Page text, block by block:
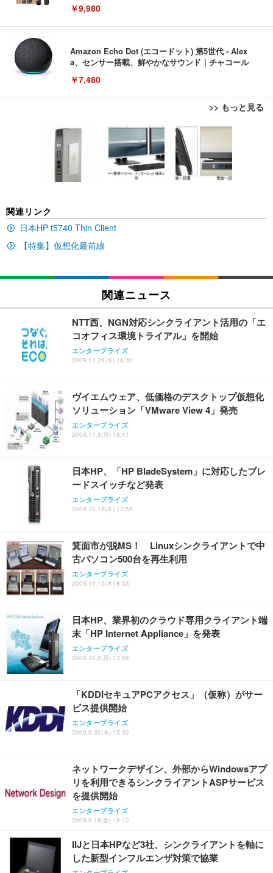
￥9,980
Amazon Echo Dot (エコードット) 第5世代 - Alex
a、センサー搭載、鮮やかなサウンド｜チャコール
￥7,480
>> もっと見る
[EdoErgo] オフィスチェア 椅子 テレワーク 疲れな
い 跳ね上げ式アームレスト コンパクト 約105度ロッ
キング pc 事務椅子 360度回転 座面昇降 強化ナイロ
ン樹脂ベース 通気性メッシュ 在宅ワーク H-WY01
(黒網+黒枠+黒足)
￥5,699
ュチェア 人間工学 疲れない ブラック
Sezlife オフィスチェア デスクチェア 疲れない テレ
能 人間工学 椅子 腰サポート 90度跳ね上げ式アーム
レスト 3Dヘッドレスト ハンガー付き 高反発クッシ
ョン PCチェア 通気性メッシュ ゲーミング/勉強/事
務用 おしゃれ パソコンチェア (ブラック)
Sezlife オフィスチェア デスクチェア 疲れない テレ
ワーク チェア 強化バックレスト 30度ロッキング機
能 人間工学 椅子 腰サポート 90度跳ね上げ式アーム
ョン PCチェア 通気性メッシュ ゲーミング/勉強/事
務用 おしゃれ パソコンチェア (ホワイト)
ANDWINT オフィスチェア デスクチェア 肘なし メ
ッシュ 通気性 ランバーサポート付き 腰サポート ガ
ス圧無段階昇降 360度回転 キャスター付き コンパク
EIZO ビジネス向けプレミアムモニター | FlexScan
EV3240X-WT | 31.5型4K UHD・USB Type-C・ホワ
イト
￥105,595
イト
￥109,572
【純正品】27"ゲーミングモニター DualSense 充電
フック付き（CFI-ZDM1J）
￥49,979
【整備済み品】Dell E2724HS 27インチ 液晶モニタ
ー フルHD（1920×1080）VA 非光沢 HDMI/DisplayP
ort/VGA スピーカー内蔵 高さ調整 スイベル VESA対
【MiniLED/24.5inch/280Hz/FHD】GRAPHT THE S
HOOTER Gaming Monitor 24” Essential ゲーミン
グモニター QD 24.5インチ 1ms FHD 量子ドット 残
Amazonベーシック ペットシーツ 薄型 レギュラー 1
回使い捨て 無香料 ホワイト 300枚
x2袋(84枚) ホワイト(吸収面:ライトブルー)
ネオ・ルーライフ ネオ・オムツ L 中型犬用 26枚入
￥1,800
Smart Basic(スマートベーシック) 【Amazon.co.jp
限定】 Smart Basic アイリスオーヤマ ペットシーツ
超厚型 お徳用 ワイド 100枚入 (x 1) (ケース販売)
アイリスオーヤマ ペットシーツ 超厚型 お徳用 レギ
ュラー 200枚入【Amazon.co.jp限定】
関連リンク
日本HP t5740 Thin Client
【特集】仮想化最前線
関連ニュース
NTT西、NGN対応シンクライアント活用の「エ
コオフィス環境トライアル」を開始
エンタープライズ
2009.11.26(木) 18:30
ヴイエムウェア、低価格のデスクトップ仮想化
ソリューション「VMware View 4」発売
エンタープライズ
2009.11.9(月) 18:41
日本HP、「HP BladeSystem」に対応したブレ
ードスイッチなど発表
エンタープライズ
2009.10.15(木) 13:55
箕面市が脱MS！ Linuxシンクライアントで中
古パソコン500台を再生利用
エンタープライズ
2009.10.15(木) 8:53
日本HP、業界初のクラウド専用クライアント端
末「HP Internet Appliance」を発表
エンタープライズ
2009.10.5(月) 13:56
「KDDIセキュアPCアクセス」（仮称）がサー
ビス提供開始
エンタープライズ
2009.9.30(水) 15:32
ネットワークデザイン、外部からWindowsアプ
リを利用できるシンクライアントASPサービス
を提供開始
エンタープライズ
2009.9.18(金) 18:12
IIJと日本HPなど3社、シンクライアントを軸に
した新型インフルエンザ対策で協業